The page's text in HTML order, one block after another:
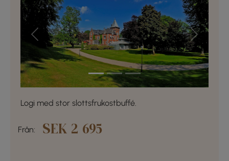
Previous Next
Logi med stor slottsfrukostbuffé.
Från: SEK 2 695